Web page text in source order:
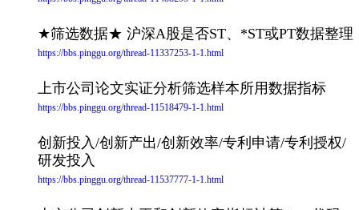
★筛选数据★ 沪深A股是否ST、*ST或PT数据整理
https://bbs.pinggu.org/thread-11337253-1-1.html
上市公司论文实证分析筛选样本所用数据指标
https://bbs.pinggu.org/thread-11518479-1-1.html
创新投入/创新产出/创新效率/专利申请/专利授权/
研发投入
https://bbs.pinggu.org/thread-11537777-1-1.html